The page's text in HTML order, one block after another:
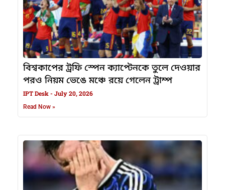
বিশ্বকাপের ট্রফি স্পেন ক্যাপ্টেনকে তুলে দেওয়ার
পরও নিয়ম ভেঙে মঞ্চে রয়ে গেলেন ট্রাম্প
IPT Desk July 20, 2026
Read Now »